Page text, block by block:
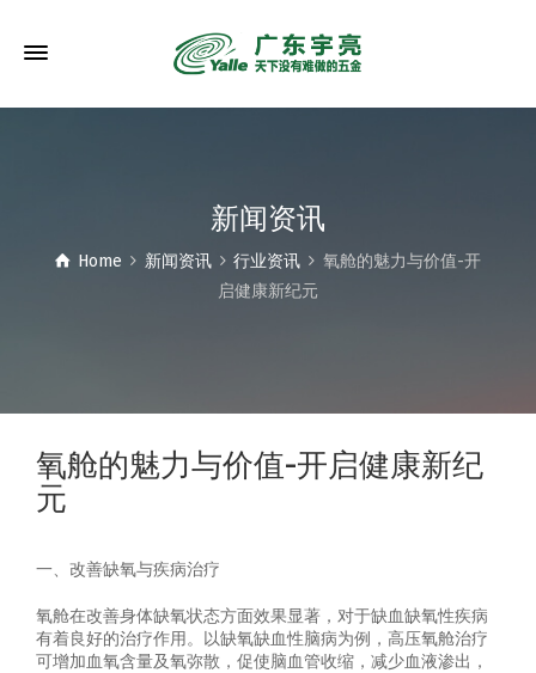
新闻资讯
Home 新闻资讯 行业资讯
氧舱的魅力与价值-开
启健康新纪元
氧舱的魅力与价值-开启健康新纪
元
一、改善缺氧与疾病治疗
氧舱在改善身体缺氧状态方面效果显著，对于缺血缺氧性疾病
有着良好的治疗作用。以缺氧缺血性脑病为例，高压氧舱治疗
可增加血氧含量及氧弥散，促使脑血管收缩，减少血液渗出，